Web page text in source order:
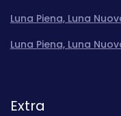
Luna Piena, Luna
Luna Piena, Luna
Extra